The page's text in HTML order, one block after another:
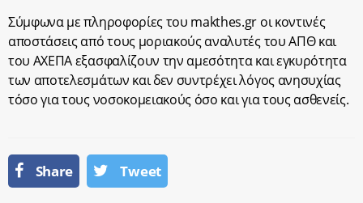
Σύμφωνα με πληροφορίες του makthes.gr οι κοντινές
αποστάσεις από τους μοριακούς αναλυτές του ΑΠΘ και
του ΑΧΕΠΑ εξασφαλίζουν την αμεσότητα και εγκυρότητα
των αποτελεσμάτων και δεν συντρέχει λόγος ανησυχίας
τόσο για τους νοσοκομειακούς όσο και για τους ασθενείς.
Share Tweet